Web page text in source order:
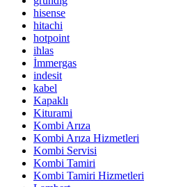
hisense
hitachi
hotpoint
ihlas
İmmergas
indesit
kabel
Kapaklı
Kiturami
Kombi Arıza
Kombi Arıza Hizmetleri
Kombi Servisi
Kombi Tamiri
Kombi Tamiri Hizmetleri